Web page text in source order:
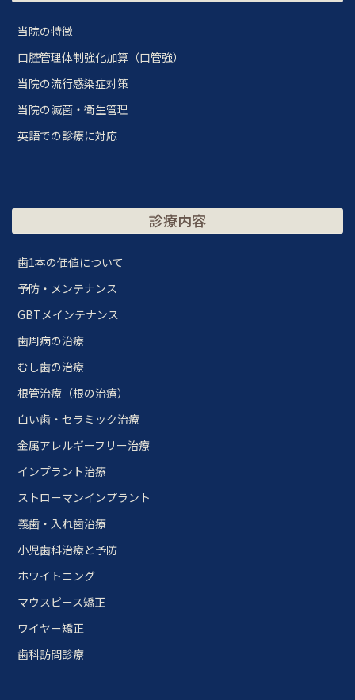
当院の特徴
口腔管理体制強化加算（口管強）
当院の流行感染症対策
当院の滅菌・衛生管理
英語での診療に対応
診療内容
歯1本の価値について
予防・メンテナンス
GBTメインテナンス
歯周病の治療
むし歯の治療
根管治療（根の治療）
白い歯・セラミック治療
金属アレルギーフリー治療
インプラント治療
ストローマンインプラント
義歯・入れ歯治療
小児歯科治療と予防
ホワイトニング
マウスピース矯正
ワイヤー矯正
歯科訪問診療